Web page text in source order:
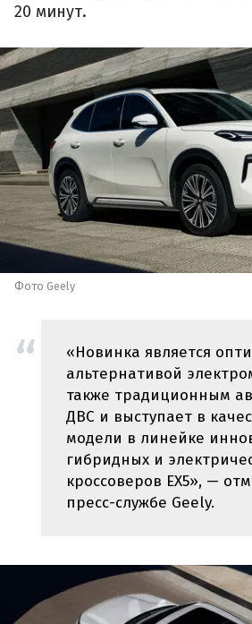
20 минут.
Фото Geely
«Новинка является
альтернативой
также традиционным
ДВС и выступает в
модели в линейке
гибридных и
кроссоверов EX5», —
пресс-службе Geely.